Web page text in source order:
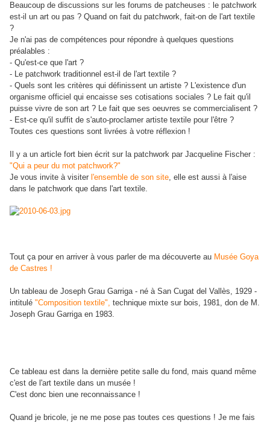
Beaucoup de discussions sur les forums de patcheuses : le patchwork
est-il un art ou pas ? Quand on fait du patchwork, fait-on de l'art textile
?
Je n'ai pas de compétences pour répondre à quelques questions
préalables :
- Qu'est-ce que l'art ?
- Le patchwork traditionnel est-il de l'art textile ?
- Quels sont les critères qui définissent un artiste ? L'existence d'un
organisme officiel qui encaisse ses cotisations sociales ? Le fait qu'il
puisse vivre de son art ? Le fait que ses oeuvres se commercialisent ?
- Est-ce qu'il suffit de s'auto-proclamer artiste textile pour l'être ?
Toutes ces questions sont livrées à votre réflexion !
Il y a un article fort bien écrit sur la patchwork par Jacqueline Fischer :
"Qui a peur du mot patchwork?"
Je vous invite à visiter l'ensemble de son site, elle est aussi à l'aise
dans le patchwork que dans l'art textile.
Tout ça pour en arriver à vous parler de ma découverte au Musée Goya
de Castres !
Un tableau de Joseph Grau Garriga - né à San Cugat del Vallès, 1929 -
intitulé "Composition textile", technique mixte sur bois, 1981, don de M.
Joseph Grau Garriga en 1983.
Ce tableau est dans la dernière petite salle du fond, mais quand même
c'est de l'art textile dans un musée !
C'est donc bien une reconnaissance !
Quand je bricole, je ne me pose pas toutes ces questions ! Je me fais